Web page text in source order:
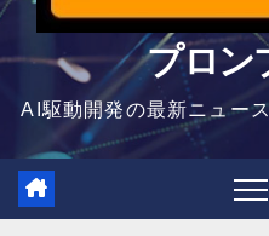
プロン
AI駆動開発の最新ニュー